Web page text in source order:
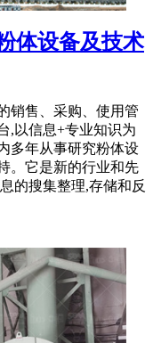
体设备及技术
销售、采购、使用管
,以信息+专业知识为
多年从事研究粉体设
。它是新的行业和先
的搜集整理,存储和反